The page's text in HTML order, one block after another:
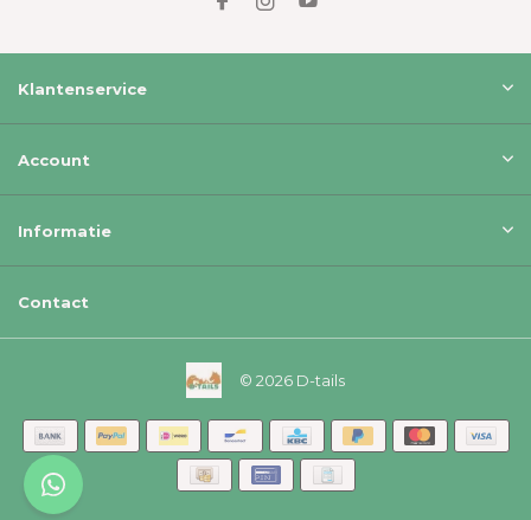
Klantenservice
Account
Informatie
Contact
© 2026 D-tails